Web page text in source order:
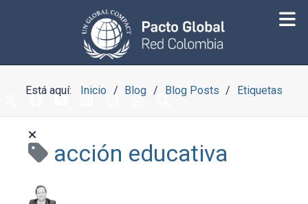
Está aquí: Inicio Blog Blog Posts Etiquetas
acción educativa